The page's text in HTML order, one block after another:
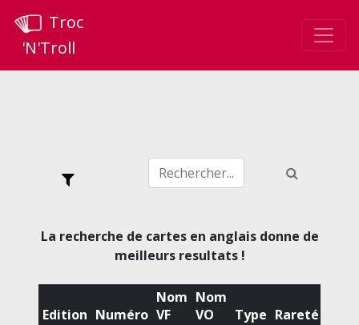
Troc
'N'Troll
La recherche de cartes en anglais donne de
meilleurs resultats !
Edition Numéro
Nom
VF
Nom
VO
Type Rareté